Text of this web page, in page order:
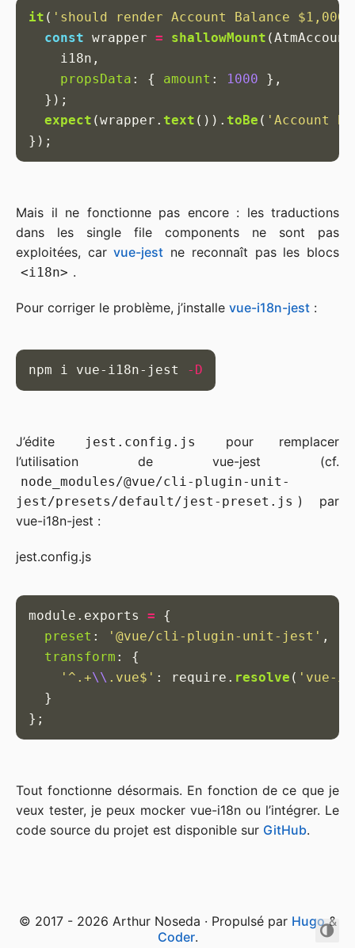
it ( ' should render Account Balance
const wrapper = shallowMount (
i18n ,
propsData : { amount : 1000
},
});
expect (wrapper . text ()). toBe ( ' Account
});
Mais il ne fonctionne pas encore : les traductions
dans les single file components ne sont pas
exploitées, carvue-jest ne reconnaît pas les blocs
<i18n> .
Pour corriger le problème, j’installe vue-i18n-jest :
npm i vue-i18n-jest -D
J’édite jest.config.js
pour remplacer
l’utilisation de vue-jest (cf.
node_modules/@vue/cli-plugin-unit-
jest/presets/default/jest-preset.js ) par
vue-i18n-jest :
jest.config.js
module . exports =
{
preset : ' @vue/cli-plugin-unit-jest ' ,
transform :
{
' ^.+\\ .vue$ ' : require . resolve ( ' vue-
}
};
Tout fonctionne désormais. En fonction de ce que je
veux tester, je peux mocker vue-i18n ou l’intégrer. Le
code source du projet est disponible sur GitHub.
© 2017 - 2026 Arthur Noseda · Propulsé par Hugo&
Coder.